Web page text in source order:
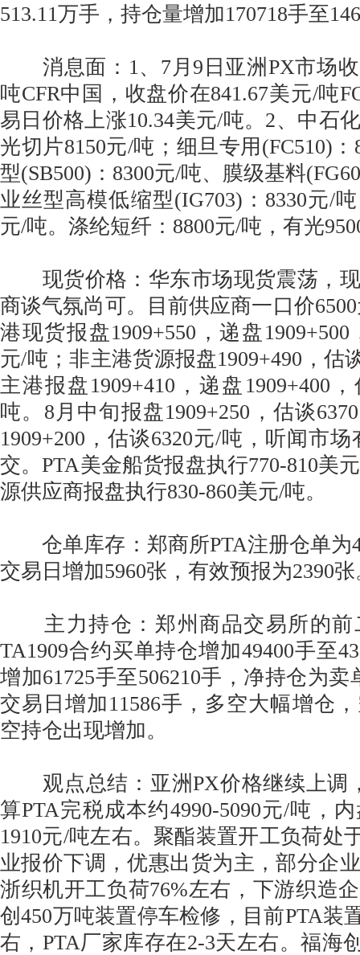
513.11万手，持仓量增加170718手至
消息面：1、7月9日亚洲PX市场收
吨CFR中国，收盘价在841.67美元/吨
易日价格上涨10.34美元/吨。2、中石
光切片8150元/吨；细旦专用(FC510)
型(SB500)：8300元/吨、膜级基料
业丝型高模低缩型(IG703)：8330元/
元/吨。涤纶短纤：8800元/吨，有光
现货价格：华东市场现货震荡，现
商谈气氛尚可。目前供应商一口价
港现货报盘1909+550，递盘1909+500
元/吨；非主港货源报盘1909+490，估
主港报盘1909+410，递盘1909+400
吨。8月中旬报盘1909+250，估谈
1909+200，估谈6320元/吨，听闻市
交。PTA美金船货报盘执行770-810美
源供应商报盘执行830-860美元/吨。
仓单库存：郑商所PTA注册仓单为
交易日增加5960张，有效预报为2390
主力持仓：郑州商品交易所的前
TA1909合约买单持仓增加49400手至
增加61725手至506210手，净持仓为卖
交易日增加11586手，多空大幅增仓
空持仓出现增加。
观点总结：亚洲PX价格继续上调
算PTA完税成本约4990-5090元/吨，
1910元/吨左右。聚酯装置开工负荷处
业报价下调，优惠出货为主，部分企
浙织机开工负荷76%左右，下游织造
创450万吨装置停车检修，目前PTA装
右，PTA厂家库存在2-3天左右。福海